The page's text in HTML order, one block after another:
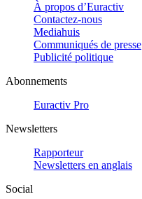
À propos d’Euractiv
Contactez-nous
Mediahuis
Communiqués de presse
Publicité politique
Abonnements
Euractiv Pro
Newsletters
Rapporteur
Newsletters en anglais
Social